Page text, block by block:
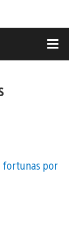
fortunas por